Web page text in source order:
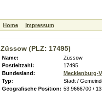
Home Impressum
Züssow (PLZ: 17495)
Name:
Züssow
Postleitzahl:
17495
Bundesland:
Mecklenburg-
Typ:
Stadt /
Geografische Position: 53.9666700 /